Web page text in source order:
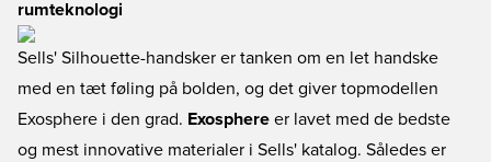
rumteknologi
Sells' Silhouette-handsker er tanken om en let handske
med en tæt føling på bolden, og det giver topmodellen
Exosphere i den grad. Exosphere er lavet med de bedste
og mest innovative materialer i Sells' katalog. Således er